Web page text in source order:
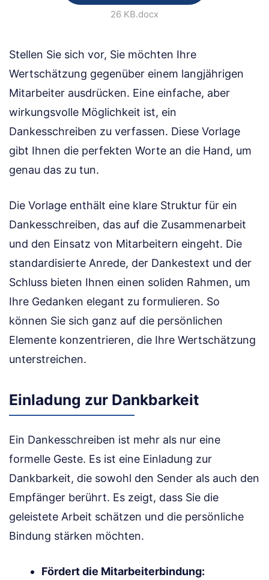
26 KB.docx
Stellen Sie sich vor, Sie möchten Ihre
Wertschätzung gegenüber einem langjährigen
Mitarbeiter ausdrücken. Eine einfache, aber
wirkungsvolle Möglichkeit ist, ein
Dankesschreiben zu verfassen. Diese Vorlage
gibt Ihnen die perfekten Worte an die Hand, um
genau das zu tun.
Die Vorlage enthält eine klare Struktur für ein
Dankesschreiben, das auf die Zusammenarbeit
und den Einsatz von Mitarbeitern eingeht. Die
standardisierte Anrede, der Dankestext und der
Schluss bieten Ihnen einen soliden Rahmen, um
Ihre Gedanken elegant zu formulieren. So
können Sie sich ganz auf die persönlichen
Elemente konzentrieren, die Ihre Wertschätzung
unterstreichen.
Einladung zur Dankbarkeit
Ein Dankesschreiben ist mehr als nur eine
formelle Geste. Es ist eine Einladung zur
Dankbarkeit, die sowohl den Sender als auch den
Empfänger berührt. Es zeigt, dass Sie die
geleistete Arbeit schätzen und die persönliche
Bindung stärken möchten.
Fördert die Mitarbeiterbindung: